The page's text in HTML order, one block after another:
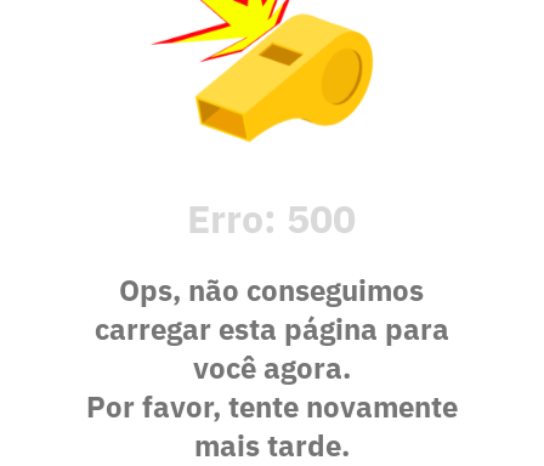
Erro: 500
Ops, não conseguimos
carregar esta página para
você agora.
Por favor, tente novamente
mais tarde.